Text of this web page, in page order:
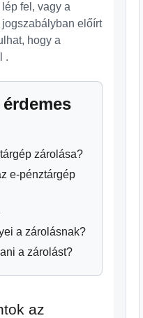
fel, vagy a
előírt
hogy a
.
zárolása?
e-pénztárgép
a zárolásnak?
a zárolást?
az